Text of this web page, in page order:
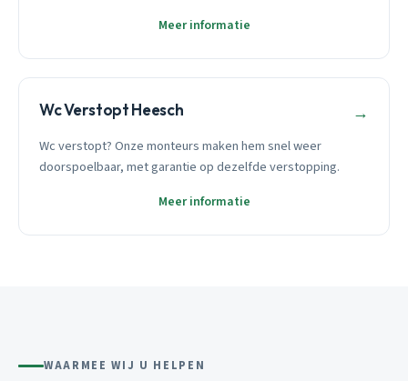
Meer informatie
Wc Verstopt Heesch →
Wc verstopt? Onze monteurs maken hem snel weer
doorspoelbaar, met garantie op dezelfde verstopping.
Meer informatie
WAARMEE WIJ U HELPEN